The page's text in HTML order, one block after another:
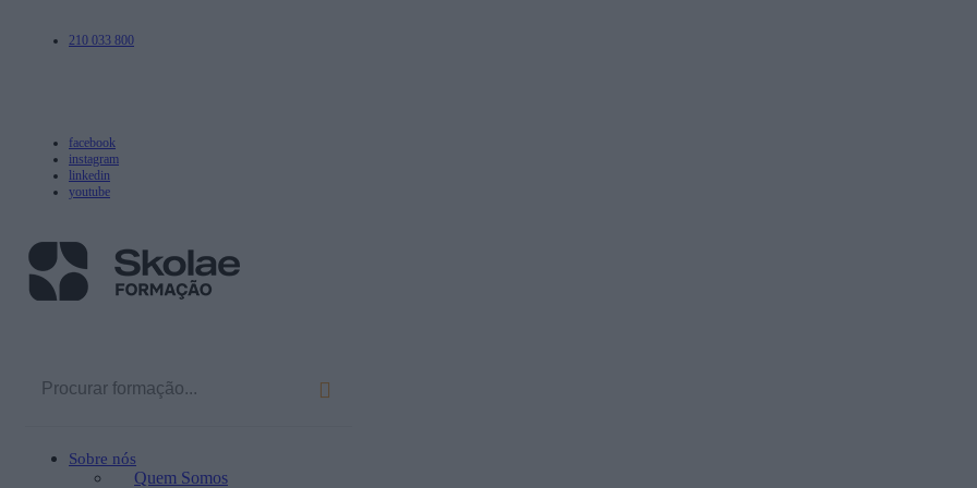
210 033 800
facebook
instagram
linkedin
youtube
Sobre nós
Quem Somos